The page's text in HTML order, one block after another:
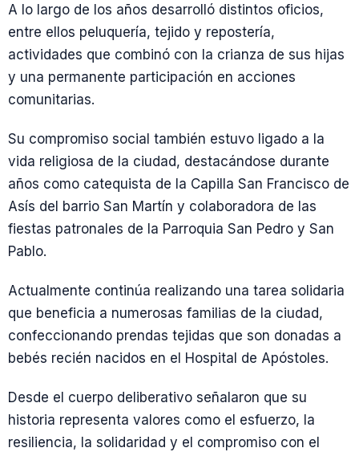
A lo largo de los años desarrolló distintos oficios,
entre ellos peluquería, tejido y repostería,
actividades que combinó con la crianza de sus hijas
y una permanente participación en acciones
comunitarias.
Su compromiso social también estuvo ligado a la
vida religiosa de la ciudad, destacándose durante
años como catequista de la Capilla San Francisco de
Asís del barrio San Martín y colaboradora de las
fiestas patronales de la Parroquia San Pedro y San
Pablo.
Actualmente continúa realizando una tarea solidaria
que beneficia a numerosas familias de la ciudad,
confeccionando prendas tejidas que son donadas a
bebés recién nacidos en el Hospital de Apóstoles.
Desde el cuerpo deliberativo señalaron que su
historia representa valores como el esfuerzo, la
resiliencia, la solidaridad y el compromiso con el